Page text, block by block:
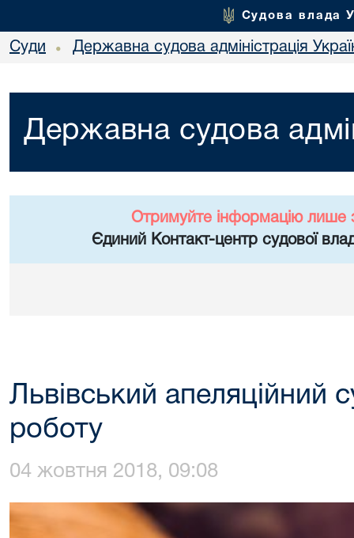
Судова влада
Суди • Державна судова адміністрація
Державна судова
Отримуйте інформацію лише
Єдиний Контакт-центр судової
Львівський апеляційний
роботу
04 жовтня 2018, 09:08